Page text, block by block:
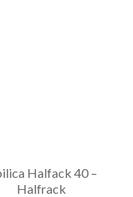
Halfack 40 –
Halfrack